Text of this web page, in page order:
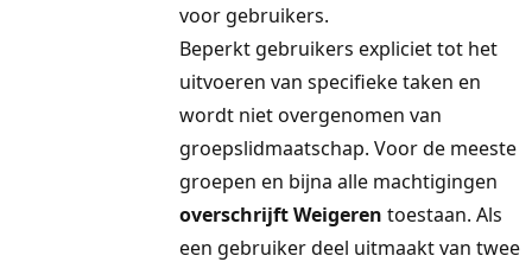
voor gebruikers.
Beperkt gebruikers expliciet tot het
uitvoeren van specifieke taken en
wordt niet overgenomen van
groepslidmaatschap. Voor de meeste
groepen en bijna alle machtigingen
overschrijft Weigeren toestaan. Als
een gebruiker deel uitmaakt van twee